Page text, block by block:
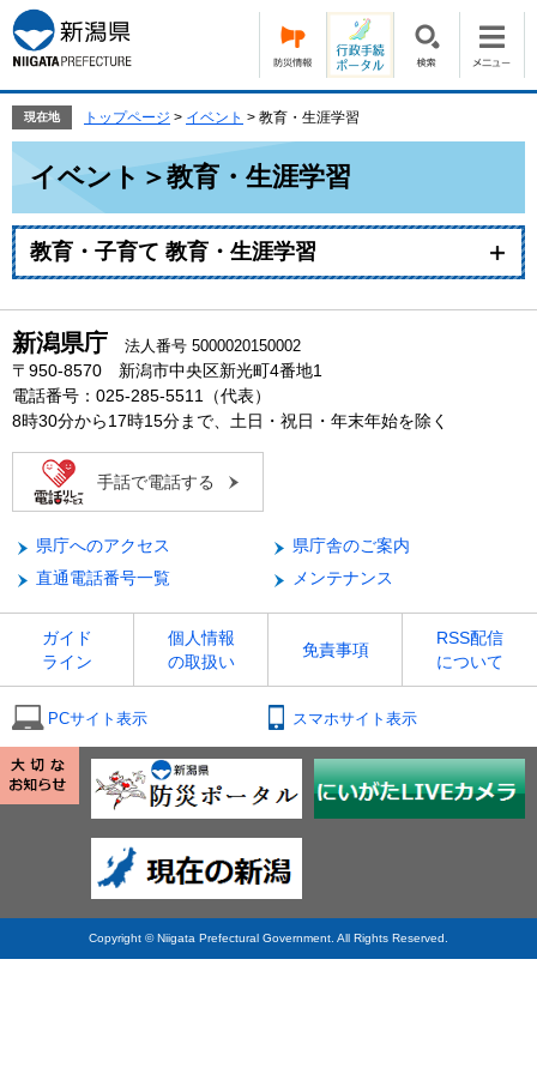
ー
ジ
の
頭
ニ
ュ
ー
飛
て
本
文
現在地 トップページ > イベント > 教育・生涯学習
イベント＞教育・生涯学習
教育・子育て 教育・生涯学習
新潟県庁 法人番号 5000020150002
〒950-8570 新潟市中央区新光町4番地1
電話番号：025-285-5511（代表）
8時30分から17時15分まで、土日・祝日・年末年始を除く
手話で電話する
県庁へのアクセス
県庁舎のご案内
直通電話番号一覧
メンテナンス
ガイド
ライン
個人情報
の取扱い
免責事項
RSS配信
について
PCサイト表示 スマホサイト表示
Copyright © Niigata Prefectural Government. All Rights Reserved.